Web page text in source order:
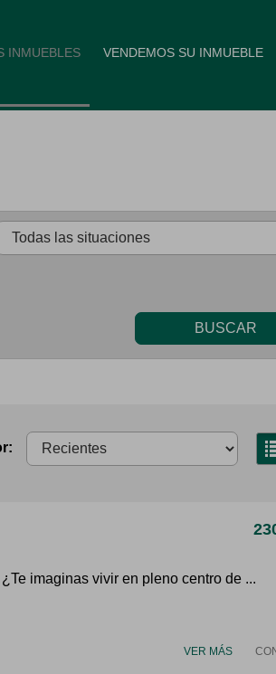
INMUEBLES VENDEMOS SU INMUEBLE
BUSCAR
imaginas vivir en pleno centro de ...
VER MÁS